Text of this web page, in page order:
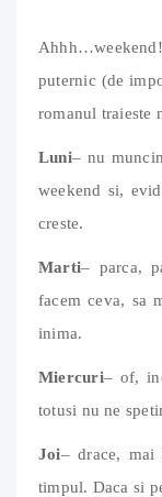
puternic (de
romanul traieste
Luni– nu
weekend si,
creste.
Marti– parca,
facem ceva, sa
inima.
Miercuri– of,
totusi nu ne
Joi– drace, mai
timpul. Daca si